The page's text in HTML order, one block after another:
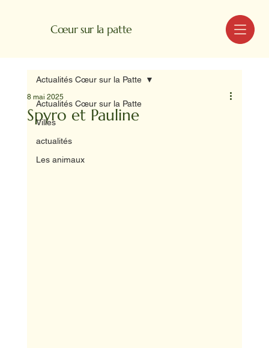
Cœur sur la patte MENU
Actualités Cœur sur la Patte
Villes
actualités
Les animaux
Actualités Cœur sur la Patte
Spyro et Pauline
8 mai 2025